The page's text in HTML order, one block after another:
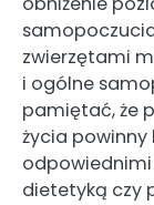
zwierzętami
i ogólne
pamiętać, że
życia powinny
dietetyką czy